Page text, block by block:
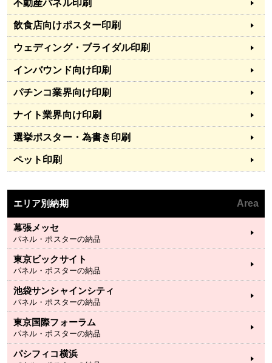
不動産パネル印刷
飲食店向けポスター印刷
ウェディング・ブライダル印刷
インバウンド向け印刷
パチンコ業界向け印刷
ナイト業界向け印刷
選挙ポスター・為書き印刷
ペット印刷
エリア別納期 Area
幕張メッセ
パネル・ポスターの納品
東京ビックサイト
パネル・ポスターの納品
池袋サンシャインシティ
パネル・ポスターの納品
東京国際フォーラム
パネル・ポスターの納品
パシフィコ横浜